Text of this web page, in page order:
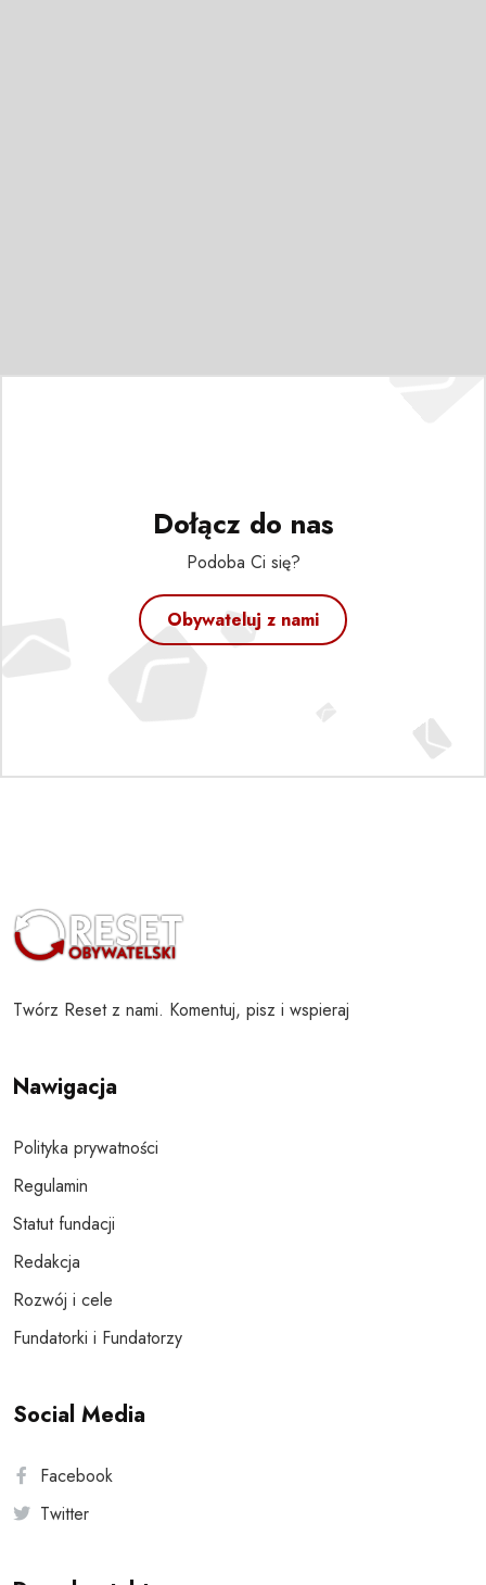
Dołącz do nas
Podoba Ci się?
Obywateluj z nami
Twórz Reset z nami. Komentuj, pisz i wspieraj
Nawigacja
Polityka prywatności
Regulamin
Statut fundacji
Redakcja
Rozwój i cele
Fundatorki i Fundatorzy
Social Media
Facebook
Twitter